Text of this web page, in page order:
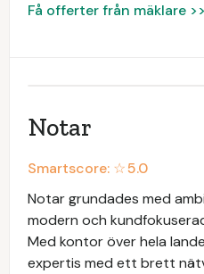
Få offerter från mäklare >>
Notar
Smartscore: ☆5.0
Notar grundades med
modern och
Med kontor över hela
expertis med ett brett